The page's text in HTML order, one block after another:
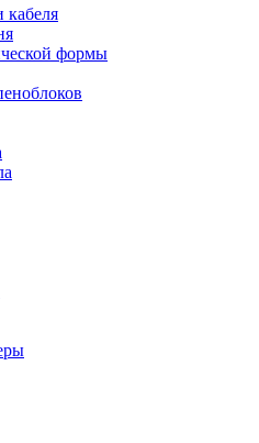
кабеля
формы